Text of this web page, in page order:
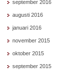
september 2016
augusti 2016
januari 2016
november 2015
oktober 2015
september 2015